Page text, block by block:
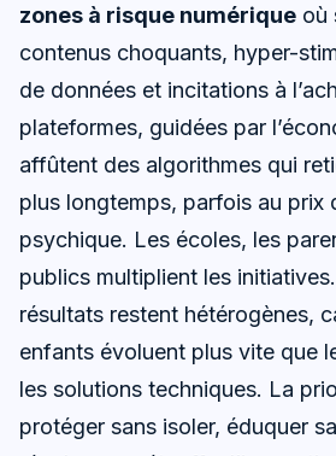
zones à risque numérique où
contenus choquants, hyper-
de données et incitations à
plateformes, guidées par
affûtent des algorithmes qui
plus longtemps, parfois au prix
psychique. Les écoles, les
publics multiplient les
résultats restent hétérogènes,
enfants évoluent plus vite que
les solutions techniques. La
protéger sans isoler, éduquer